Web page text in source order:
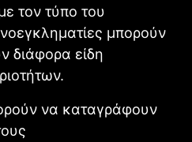
τον τύπο του
μπορούν
διάφορα είδη
να καταγράφουν